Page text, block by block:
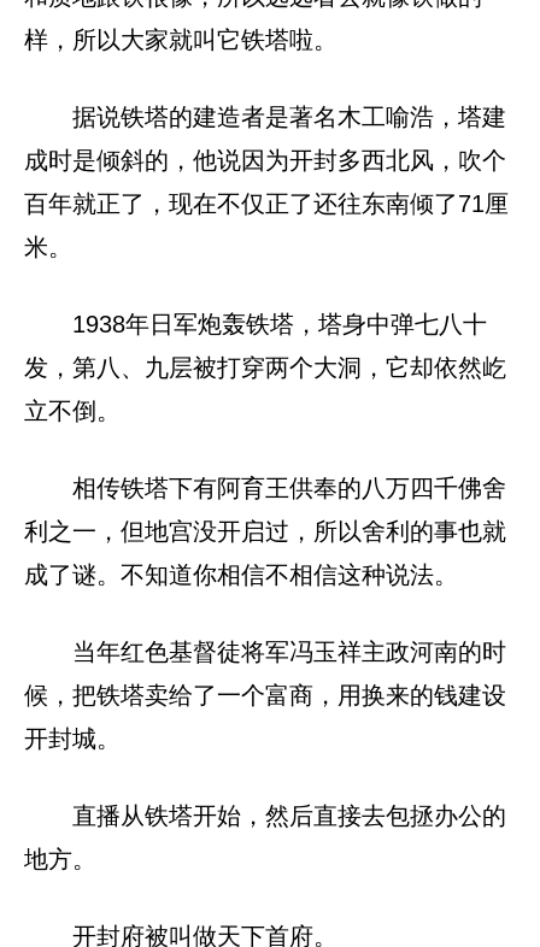
样，所以大家就叫它铁塔啦。
据说铁塔的建造者是著名木工喻浩，塔建
成时是倾斜的，他说因为开封多西北风，吹个
百年就正了，现在不仅正了还往东南倾了71厘
米。
1938年日军炮轰铁塔，塔身中弹七八十
发，第八、九层被打穿两个大洞，它却依然屹
立不倒。
相传铁塔下有阿育王供奉的八万四千佛舍
利之一，但地宫没开启过，所以舍利的事也就
成了谜。不知道你相信不相信这种说法。
当年红色基督徒将军冯玉祥主政河南的时
候，把铁塔卖给了一个富商，用换来的钱建设
开封城。
直播从铁塔开始，然后直接去包拯办公的
地方。
开封府被叫做天下首府。